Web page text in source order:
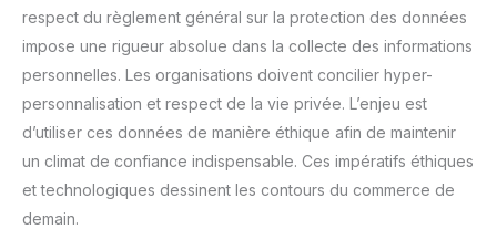
mode Transparence sur votre
devez être conscient des sons
annonces des transports,
traverser la route ou
simplement rester connecté
au monde qui vous entoure.
respect du règlement général sur la protection des données
impose une rigueur absolue dans la collecte des informations
personnelles. Les organisations doivent concilier hyper-
personnalisation et respect de la vie privée. L’enjeu est
d’utiliser ces données de manière éthique afin de maintenir
un climat de confiance indispensable. Ces impératifs éthiques
et technologiques dessinent les contours du commerce de
demain.